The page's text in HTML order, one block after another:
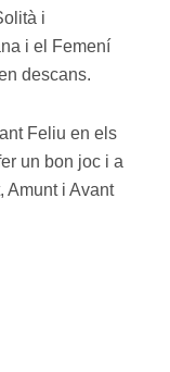
i
i el Femení
descans.
Feliu en els
un bon joc i a
Amunt i Avant